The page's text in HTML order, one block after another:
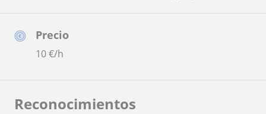
Precio
10€/h
Reconocimientos